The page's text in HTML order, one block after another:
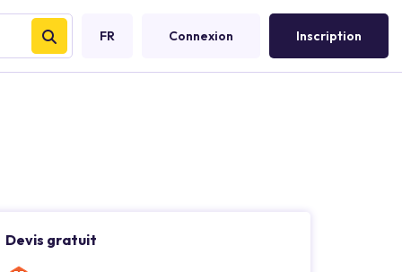
FR Connexion Inscription
Devis gratuit